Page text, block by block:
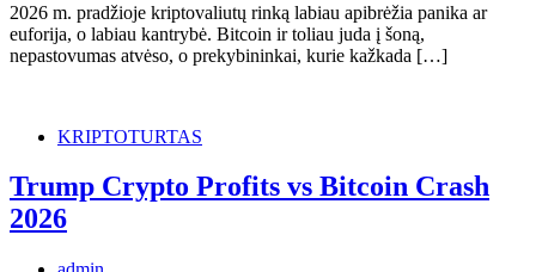
2026 m. pradžioje kriptovaliutų rinką labiau apibrėžia panika ar
euforija, o labiau kantrybė. Bitcoin ir toliau juda į šoną,
nepastovumas atvėso, o prekybininkai, kurie kažkada […]
KRIPTOTURTAS
Trump Crypto Profits vs Bitcoin Crash
2026